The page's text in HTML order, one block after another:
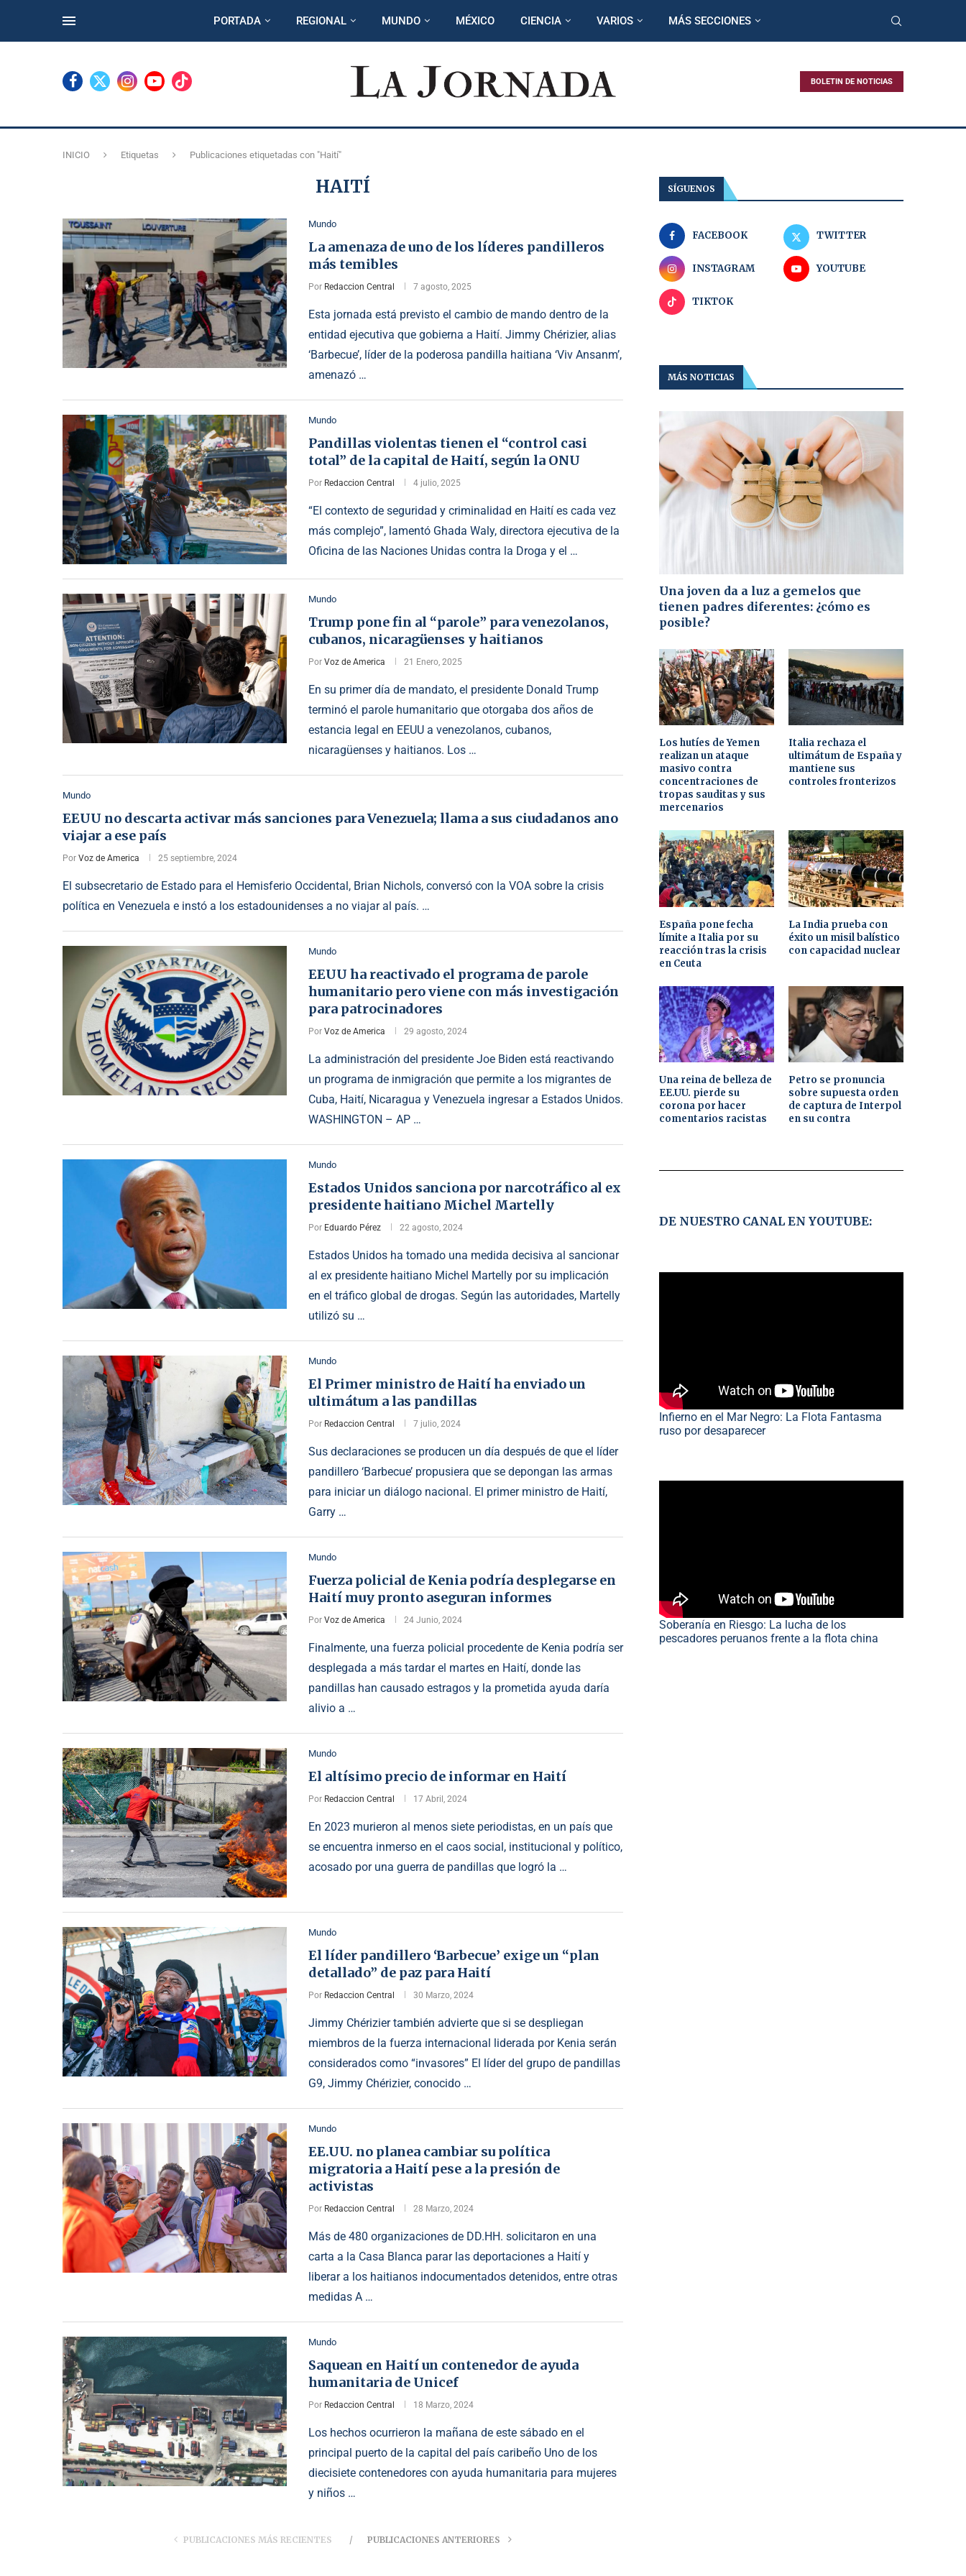
PORTADA REGIONAL MUNDO MÉXICO CIENCIA VARIOS MÁS SECCIONES
BOLETIN DE NOTICIAS
INICIO Etiquetas Publicaciones etiquetadas con "Haití"
HAITÍ
Mundo
La amenaza de uno de los líderes pandilleros
más temibles
Por Redaccion Central 7 agosto, 2025
Esta jornada está previsto el cambio de mando dentro de la
entidad ejecutiva que gobierna a Haití. Jimmy Chérizier, alias
‘Barbecue’, líder de la poderosa pandilla haitiana ‘Viv Ansanm’,
amenazó …
Mundo
Pandillas violentas tienen el “control casi
total” de la capital de Haití, según la ONU
Por Redaccion Central 4 julio, 2025
“El contexto de seguridad y criminalidad en Haití es cada vez
más complejo”, lamentó Ghada Waly, directora ejecutiva de la
Oficina de las Naciones Unidas contra la Droga y el …
Mundo
Trump pone fin al “parole” para venezolanos,
cubanos, nicaragüenses y haitianos
Por Voz de America 21 Enero, 2025
En su primer día de mandato, el presidente Donald Trump
terminó el parole humanitario que otorgaba dos años de
estancia legal en EEUU a venezolanos, cubanos,
nicaragüenses y haitianos. Los …
Mundo
EEUU no descarta activar más sanciones para Venezuela; llama a sus ciudadanos ano
viajar a ese país
Por Voz de America 25 septiembre, 2024
El subsecretario de Estado para el Hemisferio Occidental, Brian Nichols, conversó con la VOA sobre la crisis
política en Venezuela e instó a los estadounidenses a no viajar al país. …
Mundo
EEUU ha reactivado el programa de parole
humanitario pero viene con más investigación
para patrocinadores
Por Voz de America 29 agosto, 2024
La administración del presidente Joe Biden está reactivando
un programa de inmigración que permite a los migrantes de
Cuba, Haití, Nicaragua y Venezuela ingresar a Estados Unidos.
WASHINGTON – AP …
Mundo
Estados Unidos sanciona por narcotráfico al ex
presidente haitiano Michel Martelly
Por Eduardo Pérez 22 agosto, 2024
Estados Unidos ha tomado una medida decisiva al sancionar
al ex presidente haitiano Michel Martelly por su implicación
en el tráfico global de drogas. Según las autoridades, Martelly
utilizó su …
Mundo
El Primer ministro de Haití ha enviado un
ultimátum a las pandillas
Por Redaccion Central 7 julio, 2024
Sus declaraciones se producen un día después de que el líder
pandillero ‘Barbecue’ propusiera que se depongan las armas
para iniciar un diálogo nacional. El primer ministro de Haití,
Garry …
Mundo
Fuerza policial de Kenia podría desplegarse en
Haití muy pronto aseguran informes
Por Voz de America 24 Junio, 2024
Finalmente, una fuerza policial procedente de Kenia podría ser
desplegada a más tardar el martes en Haití, donde las
pandillas han causado estragos y la prometida ayuda daría
alivio a …
Mundo
El altísimo precio de informar en Haití
Por Redaccion Central 17 Abril, 2024
En 2023 murieron al menos siete periodistas, en un país que
se encuentra inmerso en el caos social, institucional y político,
acosado por una guerra de pandillas que logró la …
Mundo
El líder pandillero ‘Barbecue’ exige un “plan
detallado” de paz para Haití
Por Redaccion Central 30 Marzo, 2024
Jimmy Chérizier también advierte que si se despliegan
miembros de la fuerza internacional liderada por Kenia serán
considerados como “invasores” El líder del grupo de pandillas
G9, Jimmy Chérizier, conocido …
Mundo
EE.UU. no planea cambiar su política
migratoria a Haití pese a la presión de
activistas
Por Redaccion Central 28 Marzo, 2024
Más de 480 organizaciones de DD.HH. solicitaron en una
carta a la Casa Blanca parar las deportaciones a Haití y
liberar a los haitianos indocumentados detenidos, entre otras
medidas A …
Mundo
Saquean en Haití un contenedor de ayuda
humanitaria de Unicef
Por Redaccion Central 18 Marzo, 2024
Los hechos ocurrieron la mañana de este sábado en el
principal puerto de la capital del país caribeño Uno de los
diecisiete contenedores con ayuda humanitaria para mujeres
y niños …
PUBLICACIONES MÁS RECIENTES PUBLICACIONES ANTERIORES
SÍGUENOS
FACEBOOK TWITTER
INSTAGRAM YOUTUBE
TIKTOK
MÁS NOTICIAS
Una joven da a luz a gemelos que
tienen padres diferentes: ¿cómo es
posible?
Los hutíes de Yemen
realizan un ataque
masivo contra
concentraciones de
tropas sauditas y sus
mercenarios
Italia rechaza el
ultimátum de España y
mantiene sus
controles fronterizos
España pone fecha
límite a Italia por su
reacción tras la crisis
en Ceuta
La India prueba con
éxito un misil balístico
con capacidad nuclear
Una reina de belleza de
EE.UU. pierde su
corona por hacer
comentarios racistas
Petro se pronuncia
sobre supuesta orden
de captura de Interpol
en su contra
DE NUESTRO CANAL EN YOUTUBE:
Infierno en el Mar Negro: La Flota Fantasma
ruso por desaparecer
Soberanía en Riesgo: La lucha de los
pescadores peruanos frente a la flota china